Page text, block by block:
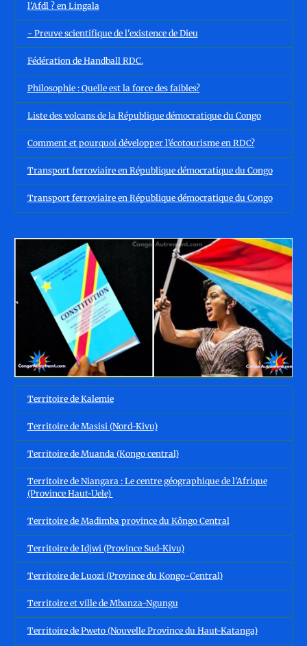
l'Afdl ? en Lingala
- Preuve scientifique de l'existence de Dieu
Fédération de Handball RDC.
Philosophie : Quelle est la force des faibles?
Liste des volcans de la République démocratique du Congo
Comment et pourquoi développer l’écotourisme en RDC?
Transport ferroviaire en République démocratique du Congo
Transport ferroviaire en République démocratique du Congo
Territoire de Kalemie
Territoire de Masisi (Nord-Kivu)
Territoire de Muanda (Kongo central)
Territoire de Niangara : Le centre géographique de l'Afrique
(Province Haut-Uele)
Territoire de Madimba province du Kôngo Central
Territoire de Idjwi (Province Sud-Kivu)
Territoire de Luozi (Province du Kongo-Central)
Territoire et ville de Mbanza-Ngungu
Territoire de Pweto (Nouvelle Province du Haut-Katanga)